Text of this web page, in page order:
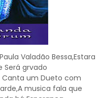
Valadão Bessa,Estara
Será grvado
Canta um Dueto com
musica fala que